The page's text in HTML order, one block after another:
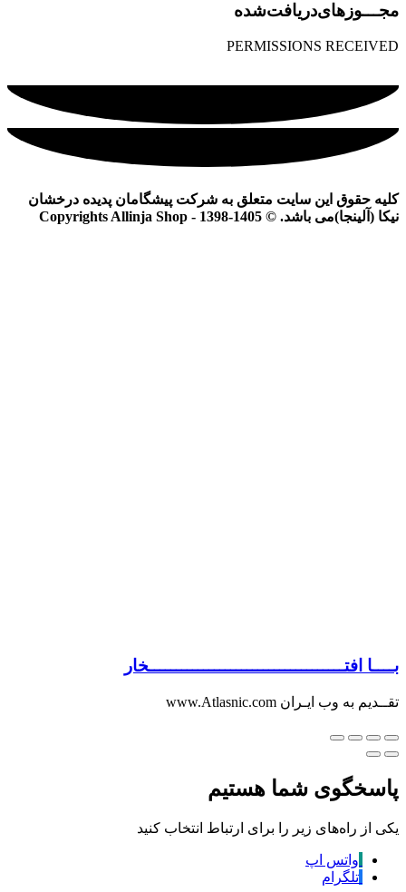
مجـــوز‌های‌دریافت‌شده
PERMISSIONS RECEIVED
کلیه حقوق این سایت متعلق به شرکت پیشگامان پدیده درخشان
نیکا (آلینجا)می باشد. © Copyrights Allinja Shop - 1398-1405
بــــا افتــــــــــــــــــــــــــــــــــــخار
تقــدیم به وب ایـران www.Atlasnic.com
پاسخگوی شما هستیم
یکی از راه‌های زیر را برای ارتباط انتخاب کنید
واتس اپ
تلگرام